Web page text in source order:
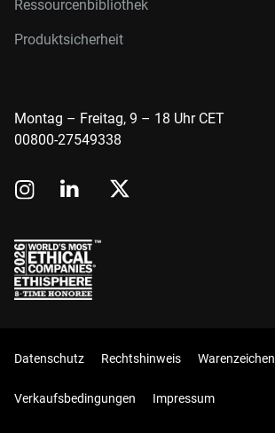
Ressourcenbibliothek
Produktsicherheit
Montag – Freitag, 9 – 18 Uhr CET
00800-27549338
Datenschutz Rechtshinweis Warenzeichen
Verkaufsbedingungen Impressum